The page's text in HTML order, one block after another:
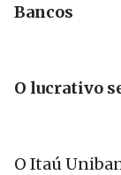
Bancos
O lucrativo
O Itaú